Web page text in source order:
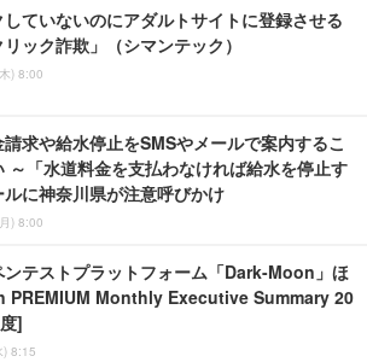
していないのにアダルトサイトに登録させる
リック詐欺」（シマンテック）
) 8:00
求や給水停止をSMSやメールで案内するこ
～「水道料金を支払わなければ給水を停止す
ルに神奈川県が注意呼びかけ
) 8:00
ンテストプラットフォーム「Dark-Moon」ほ
PREMIUM Monthly Executive Summary 20
]
8:15